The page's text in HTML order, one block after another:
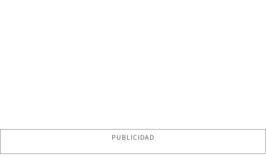
PUBLICIDAD